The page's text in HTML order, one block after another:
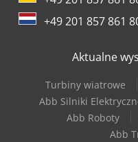
+49 201 857 861
Aktualne
Turbiny wiatrowe
Abb Silniki
Abb Roboty
Abb